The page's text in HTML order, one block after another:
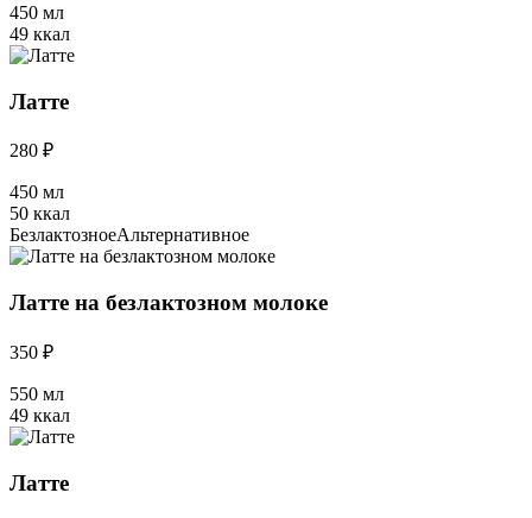
450 мл
49 ккал
Латте
280 ₽
450 мл
50 ккал
БезлактозноеАльтернативное
Латте на безлактозном молоке
350 ₽
550 мл
49 ккал
Латте